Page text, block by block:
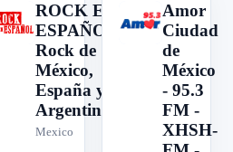
R
ROCK EN
ESPAÑOL:
Rock de
México,
España y
Argentina
Mexico
A
Amor
Ciudad
de
México
- 95.3
FM -
XHSH-